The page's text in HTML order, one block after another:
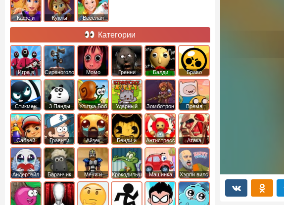
Кафе и
Куклы
Веселая
Категории
Игра в
Кальмара
Сиреноголовый Момо Гренни Балди
Браво
Старс
Стикмен 3 Панды Улитка Боб
Ударный
отряд котят
Зомботрон
Время
Приключений
Сабвей
Серф
Гравити
Фолз
Айзек
Бенди и
Чернильная
машина
Антистресс
Атака
Титанов
Андертейл
Баранчик
Шон
Мечи и
Сандали
Крокодильчик
Свомпи
Машинка
Вилли
Хэппи вилс